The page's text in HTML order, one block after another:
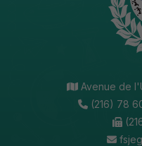
Avenue de
(216) 78